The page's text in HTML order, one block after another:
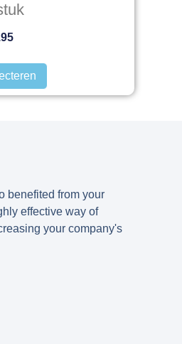
benefited from your
effective way of
your company's